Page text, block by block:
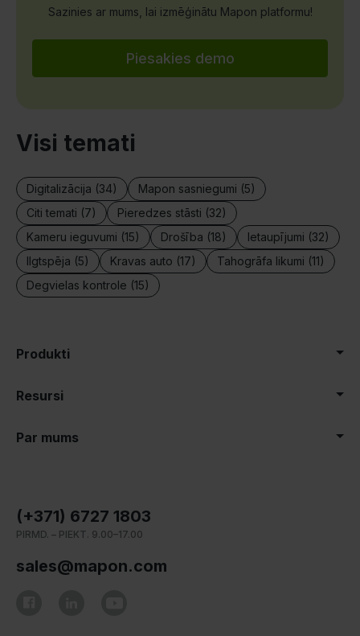
Sazinies ar mums, lai izmēģinātu Mapon platformu!
Piesakies demo
Visi temati
Digitalizācija (34)
Mapon sasniegumi (5)
Citi temati (7)
Pieredzes stāsti (32)
Kameru ieguvumi (15)
Drošība (18)
Ietaupījumi (32)
Ilgtspēja (5)
Kravas auto (17)
Tahogrāfa likumi (11)
Degvielas kontrole (15)
Produkti
Resursi
Par mums
(+371) 6727 1803
PIRMD. – PIEKT. 9.00–17.00
sales@mapon.com